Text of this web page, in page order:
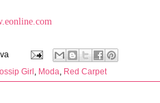
Girl Moda Red Carpet